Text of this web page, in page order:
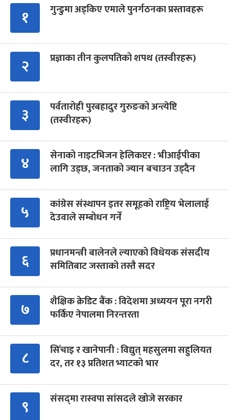
१ गुन्डुमा अड्किए एमाले पुनर्गठनका प्रस्तावहरू
२ प्रज्ञाका तीन कुलपतिको शपथ (तस्वीरहरू)
३
पर्वतारोही पुरबहादुर गुरुङको अन्त्येष्टि
(तस्वीरहरू)
४
सेनाको नाइटभिजन हेलिकप्टर : भीआईपीका
लागि उड्छ, जनताको ज्यान बचाउन उड्दैन
५
कांग्रेस संस्थापन इतर समूहको राष्ट्रिय भेलालाई
देउवाले सम्बोधन गर्ने
६
प्रधानमन्त्री बालेनले ल्याएको विधेयक संसदीय
समितिबाट जस्ताको तस्तै सदर
७
शैक्षिक क्रेडिट बैंक : विदेशमा अध्ययन पूरा नगरी
फर्किए नेपालमा निरन्तरता
८
सिँचाइ र खानेपानी : विद्युत् महसुलमा सहुलियत
दर, तर १३ प्रतिशत भ्याटको भार
९ संसद्‍मा रास्वपा सांसदले खोजे सरकार